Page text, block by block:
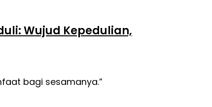
Wujud Kepedulian,
bagi sesamanya.”